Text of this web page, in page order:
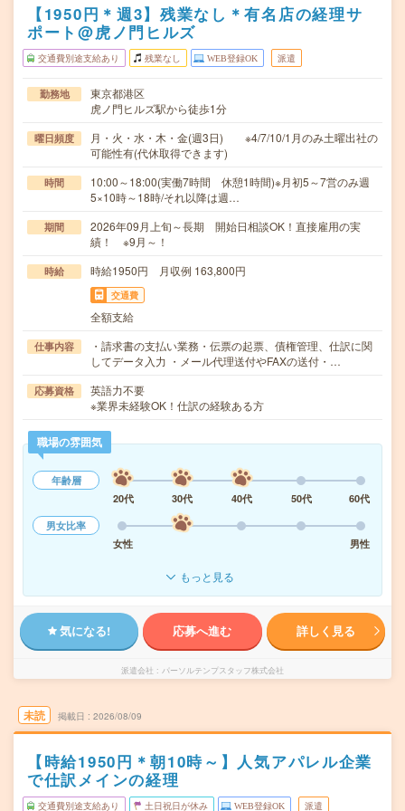
【1950円＊週3】残業なし＊有名店の経理サ
ポート@虎ノ門ヒルズ
交通費別途支給あり 残業なし WEB登録OK 派遣
勤務地
東京都港区
虎ノ門ヒルズ駅から徒歩1分
曜日頻度
月・火・水・木・金(週3日) ※4/7/10/1月のみ土曜出社の
可能性有(代休取得できます)
時間
10:00～18:00(実働7時間 休憩1時間)※月初5～7営のみ週
5×10時～18時/それ以降は週…
期間
2026年09月上旬～長期 開始日相談OK！直接雇用の実
績！ ※9月～！
時給 時給1950円 月収例 163,800円
交通費
全額支給
仕事内容
・請求書の支払い業務・伝票の起票、債権管理、仕訳に関
してデータ入力 ・メール代理送付やFAXの送付・…
応募資格
英語力不要
※業界未経験OK！仕訳の経験ある方
職場の雰囲気
年齢層
20代
30代 40代 50代
60代
男女比率
女性
男性
もっと見る
気になる! 応募へ進む 詳しく見る
派遣会社 パーソルテンプスタッフ株式会社
未読 掲載日 2026/08/09
【時給1950円＊朝10時～】人気アパレル企業
で仕訳メインの経理
交通費別途支給あり 土日祝日が休み WEB登録OK 派遣